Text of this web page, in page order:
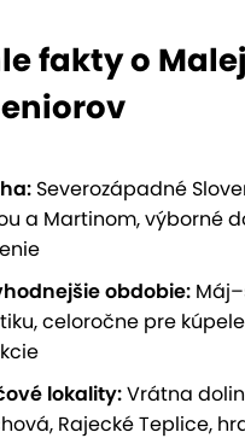
fakty o
Severozápadné
a Martinom, výborné
obdobie:
celoročne pre
lokality:Vrátna
Rajecké Teplice,